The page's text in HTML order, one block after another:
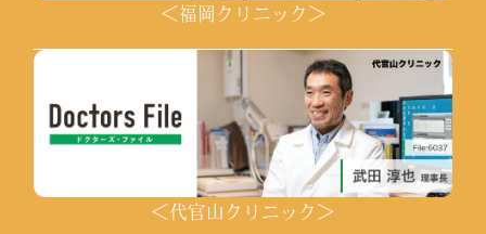
＜福岡クリニック＞
＜代官山クリニック＞